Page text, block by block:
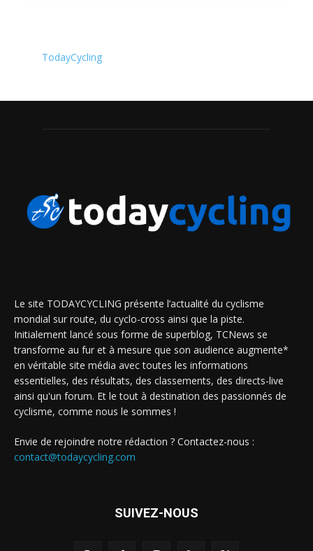
TodayCycling
Le site TODAYCYCLING présente l’actualité du cyclisme
mondial sur route, du cyclo-cross ainsi que la piste.
Initialement lancé sous forme de superblog, TCNews se
transforme au fur et à mesure que son audience augmente*
en véritable site média avec toutes les informations
essentielles, des résultats, des classements, des directs-live
ainsi qu'un forum. Et le tout à destination des passionnés de
cyclisme, comme nous le sommes !
Envie de rejoindre notre rédaction ? Contactez-nous :
contact@todaycycling.com
SUIVEZ-NOUS